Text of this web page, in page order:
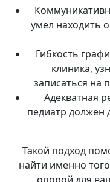
умел находить
Гибкость
клиника,
записаться на
Адекватная
педиатр должен
Такой подход
найти именно